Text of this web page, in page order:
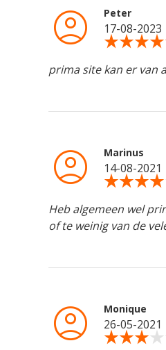
account_circle Peter
17-08-2023
star_ratestar_ratestar_rate
prima site kan er van
account_circle Marinus
14-08-2021
star_ratestar_ratestar_rate
Heb algemeen wel
of te weinig van de
account_circle Monique
26-05-2021
star_ratestar_ratestar_rate